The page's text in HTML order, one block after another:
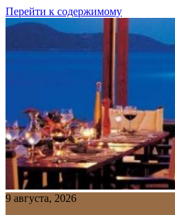
Перейти к содержимому
9 августа, 2026